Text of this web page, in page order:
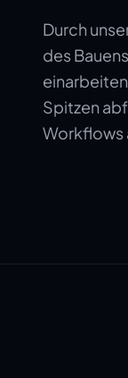
Durch
des
Spitzen
Workflows